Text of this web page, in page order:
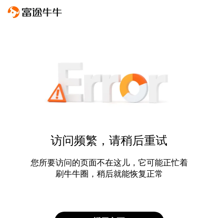
访问频繁，请稍后重试
您所要访问的页面不在这儿，它可能正忙着
刷牛牛圈，稍后就能恢复正常